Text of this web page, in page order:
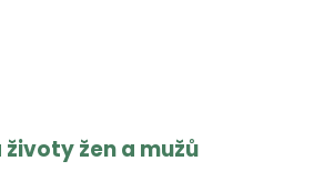
žen a mužů